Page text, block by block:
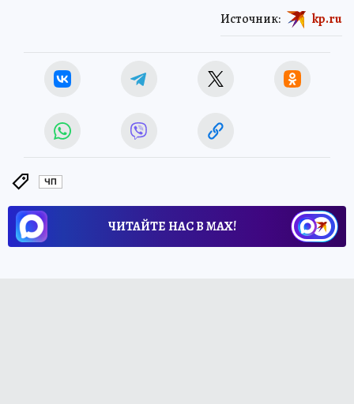
Источник: kp.ru
ЧП
ЧИТАЙТЕ НАС В МАХ!